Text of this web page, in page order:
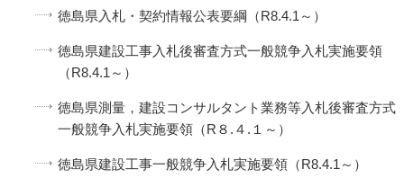
徳島県入札・契約情報公表要綱（R8.4.1～）
徳島県建設工事入札後審査方式一般競争入札実施要領
（R8.4.1～）
徳島県測量，建設コンサルタント業務等入札後審査方式
一般競争入札実施要領（R８.４.１～）
徳島県建設工事一般競争入札実施要領（R8.4.1～）